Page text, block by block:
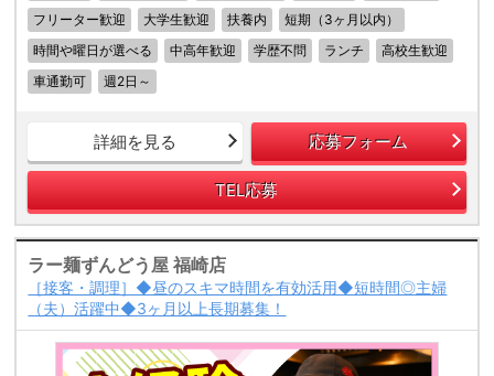
フリーター歓迎
大学生歓迎 扶養内
短期（3ヶ月以内）
時間や曜日が選べる
中高年歓迎 学歴不問 ランチ
高校生歓迎
車通勤可
週2日～
詳細を見る 応募フォーム
TEL応募
ラー麺ずんどう屋 福崎店
［接客・調理］◆昼のスキマ時間を有効活用◆短時間◎主婦
（夫）活躍中◆3ヶ月以上長期募集！